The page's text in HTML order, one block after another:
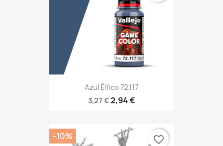
Azul Élfico 72.117
3,27 €2,94 €
-10% favorite_border